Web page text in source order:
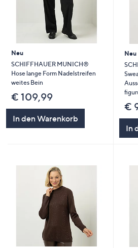
Neu
SCHIFFHAUER MUNICH®
Hose lange Form Nadelstreifen
weites Bein
€ 109,99
In den Warenkorb
Neu
€
In